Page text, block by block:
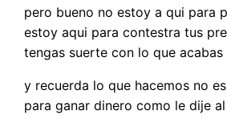
pero bueno no estoy a qui para
estoy aqui para contestra tus
tengas suerte con lo que acabas
y recuerda lo que hacemos no
para ganar dinero como le dije